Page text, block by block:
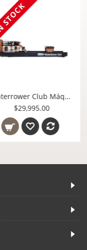
Versaclimber 108SMA Sport Model Fixed Resistance Cross Crawl
$158,775.00